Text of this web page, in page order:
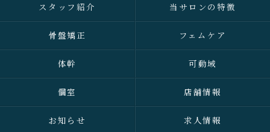
スタッフ紹介 当サロンの特徴
骨盤矯正 フェムケア
体幹 可動域
個室 店舗情報
お知らせ 求人情報